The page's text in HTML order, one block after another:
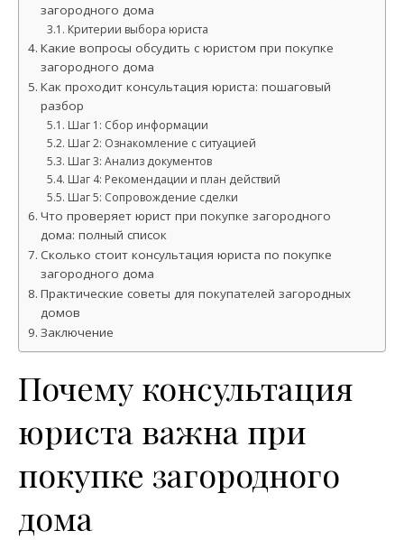
загородного дома
Критерии выбора юриста
Какие вопросы обсудить с юристом при покупке
загородного дома
Как проходит консультация юриста: пошаговый
разбор
Шаг 1: Сбор информации
Шаг 2: Ознакомление с ситуацией
Шаг 3: Анализ документов
Шаг 4: Рекомендации и план действий
Шаг 5: Сопровождение сделки
Что проверяет юрист при покупке загородного
дома: полный список
Сколько стоит консультация юриста по покупке
загородного дома
Практические советы для покупателей загородных
домов
Заключение
Почему консультация
юриста важна при
покупке загородного
дома